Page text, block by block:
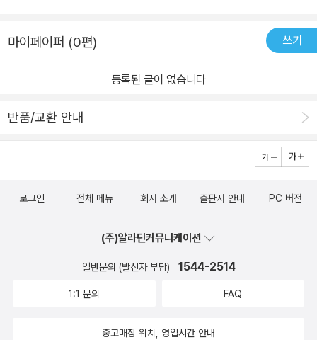
마이페이퍼 (0편) 쓰기
등록된 글이 없습니다
반품/교환 안내
로그인 전체 메뉴 회사 소개 출판사 안내 PC 버전
(주)알라딘커뮤니케이션
일반문의 (발신자 부담) 1544-2514
1:1 문의 FAQ
중고매장 위치, 영업시간 안내